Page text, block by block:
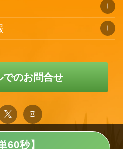
60秒】
でのお問合せ